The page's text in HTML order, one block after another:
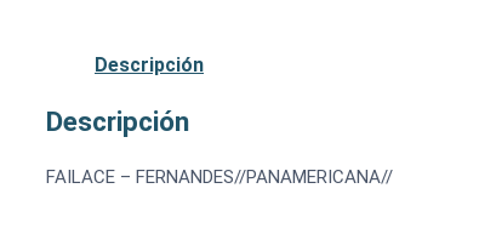
Descripción
Descripción
FAILACE – FERNANDES//PANAMERICANA//